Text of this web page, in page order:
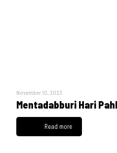
November 10, 2023
Mentadabburi Hari
Read more